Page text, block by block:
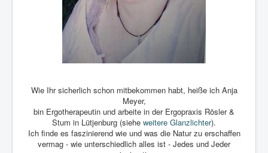
Wie Ihr sicherlich schon mitbekommen habt, heiße ich Anja
Meyer,
bin Ergotherapeutin und arbeite in der Ergopraxis Rösler &
Stum in Lütjenburg (siehe weitere Glanzlichter).
Ich finde es faszinierend wie und was die Natur zu erschaffen
vermag - wie unterschiedlich alles ist - Jedes und Jeder